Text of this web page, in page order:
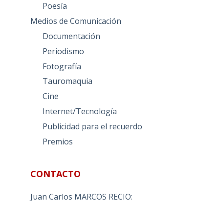
Poesía
Medios de Comunicación
Documentación
Periodismo
Fotografía
Tauromaquia
Cine
Internet/Tecnología
Publicidad para el recuerdo
Premios
CONTACTO
Juan Carlos MARCOS RECIO: